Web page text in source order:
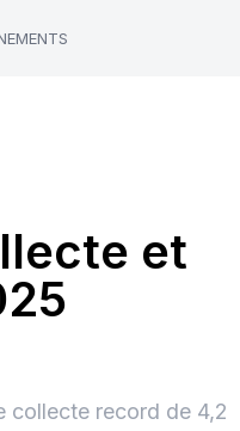
et
collecte record de 4,2